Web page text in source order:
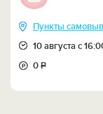
Пункты
10 августа с
0Р